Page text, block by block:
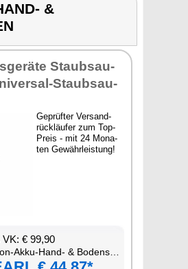
&
Staub­sau­
Staub­sau­
Ge­prüf­ter Ver­sand­
rück­läu­fer zum Top-
Preis - mit 24 Mo­na­
ten Ge­währ­leis­tung!
€ 99,90
Hand- & Bo­densau­ger zum Nass- und Tro­ckensau­gen